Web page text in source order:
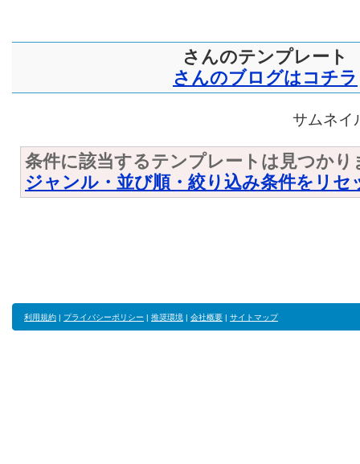
さんのテンプレート
さんのブログはコチラ
サムネイ
条件に該当するテンプレートは見つかり
ジャンル・並び順・絞り込み条件をリセ
利用規約 | プライバシーポリシー | 推奨環境 | 会社概要 | サイトマップ